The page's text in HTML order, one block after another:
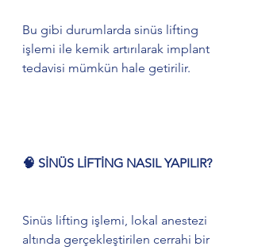
Bu gibi durumlarda sinüs lifting
işlemi ile kemik artırılarak implant
tedavisi mümkün hale getirilir.
🧠 SİNÜS LİFTİNG NASIL YAPILIR?
Sinüs lifting işlemi, lokal anestezi
altında gerçekleştirilen cerrahi bir